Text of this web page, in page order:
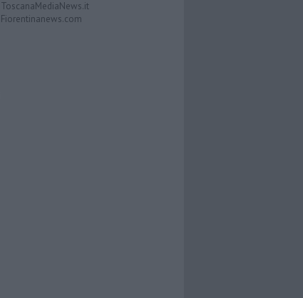
ToscanaMediaNews.it
Fiorentinanews.com